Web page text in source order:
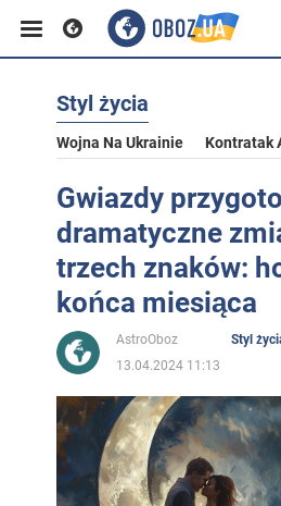
Styl życia
Wojna Na Ukrainie Kontratak
Gwiazdy
dramatyczne
trzech znaków:
końca miesiąca
AstroOboz
Styl
13.04.2024 11:13